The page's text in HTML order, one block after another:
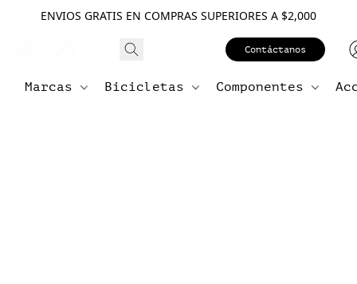
ENVIOS GRATIS EN COMPRAS SUPERIORES A $2,000
Contáctanos
Marcas Bicicletas Componentes